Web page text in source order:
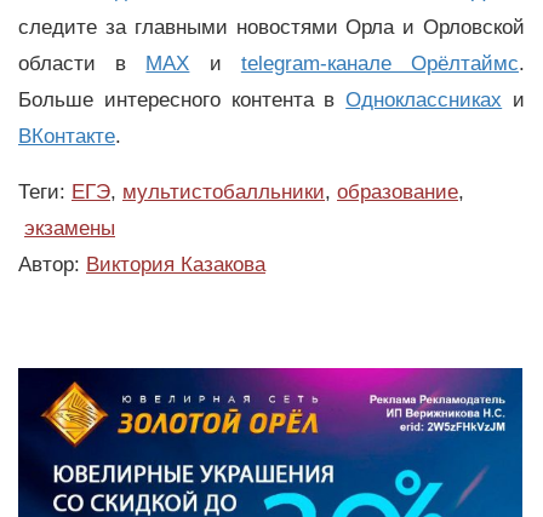
следите за главными новостями Орла и Орловской
области в MAX и telegram-канале Орёлтаймс.
Больше интересного контента вОдноклассниках и
ВКонтакте.
Теги: ЕГЭ, мультистобалльники, образование,
экзамены
Автор: Виктория Казакова